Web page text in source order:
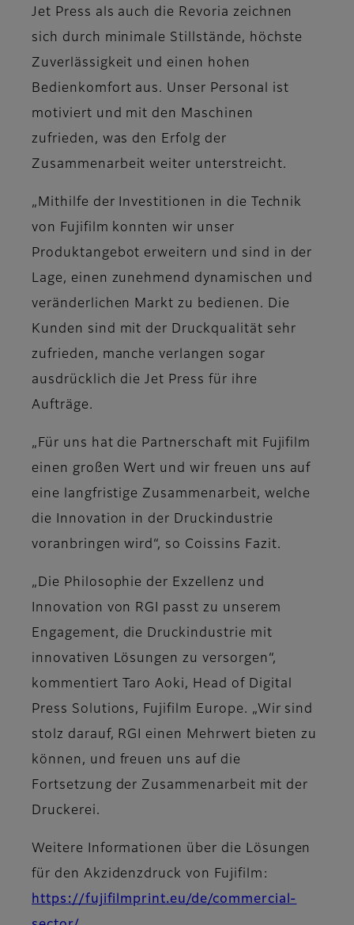
Jet Press als auch die Revoria zeichnen
sich durch minimale Stillstände, höchste
Zuverlässigkeit und einen hohen
Bedienkomfort aus. Unser Personal ist
motiviert und mit den Maschinen
zufrieden, was den Erfolg der
Zusammenarbeit weiter unterstreicht.
„Mithilfe der Investitionen in die Technik
von Fujifilm konnten wir unser
Produktangebot erweitern und sind in der
Lage, einen zunehmend dynamischen und
veränderlichen Markt zu bedienen. Die
Kunden sind mit der Druckqualität sehr
zufrieden, manche verlangen sogar
ausdrücklich die Jet Press für ihre
Aufträge.
„Für uns hat die Partnerschaft mit Fujifilm
einen großen Wert und wir freuen uns auf
eine langfristige Zusammenarbeit, welche
die Innovation in der Druckindustrie
voranbringen wird“, so Coissins Fazit.
„Die Philosophie der Exzellenz und
Innovation von RGI passt zu unserem
Engagement, die Druckindustrie mit
innovativen Lösungen zu versorgen“,
kommentiert Taro Aoki, Head of Digital
Press Solutions, Fujifilm Europe. „Wir sind
stolz darauf, RGI einen Mehrwert bieten zu
können, und freuen uns auf die
Fortsetzung der Zusammenarbeit mit der
Druckerei.
Weitere Informationen über die Lösungen
für den Akzidenzdruck von Fujifilm:
https://fujifilmprint.eu/de/commercial-